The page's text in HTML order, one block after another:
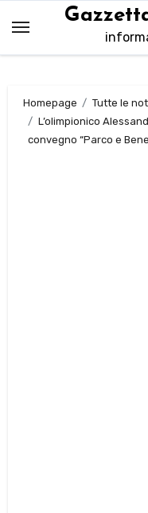
contenuto
Homepage Tutte le
L’olimpionico
convegno “Parco e